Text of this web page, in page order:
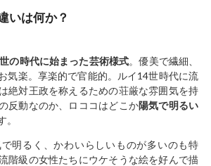
いは何か？
の時代に始まった芸術様式。優美で繊細、
気楽。享楽的で官能的。ルイ14世時代に流
絶対王政を称えるための荘厳な雰囲気を持
反動なのか、ロココはどこか陽気で明るい
明るく、かわいらしいものが多いのも特
階級の女性たちにウケそうな絵を好んで描